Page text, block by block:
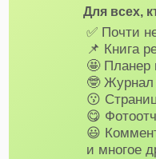
Для всех,
✅ Почти
📌 Книга
🤩 Планер
🤓 Журнал
😗
😋
😃
и многое